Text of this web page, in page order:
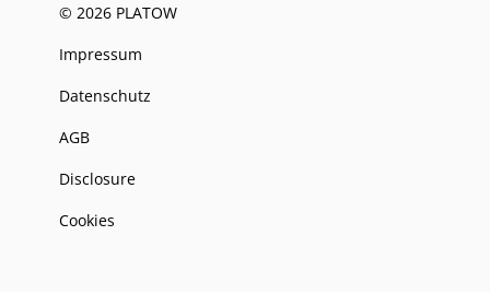
© 2026 PLATOW
Impressum
Datenschutz
AGB
Disclosure
Cookies